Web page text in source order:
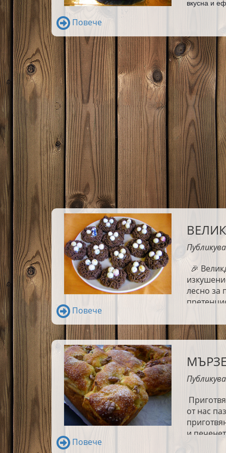
вкусна и
Повече
🎉
лесно за
иска
вас
Повече
от нас
и
Повече